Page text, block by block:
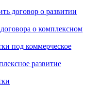
договор о развитии
о комплексном
под коммерческое
развитие